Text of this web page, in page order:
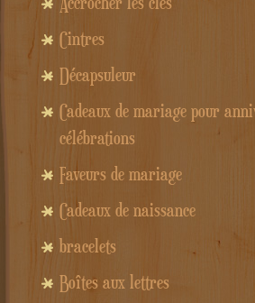
Cintres
Décapsuleur
Cadeaux de mariage pour
célébrations
Faveurs de mariage
Cadeaux de naissance
bracelets
Boîtes aux lettres